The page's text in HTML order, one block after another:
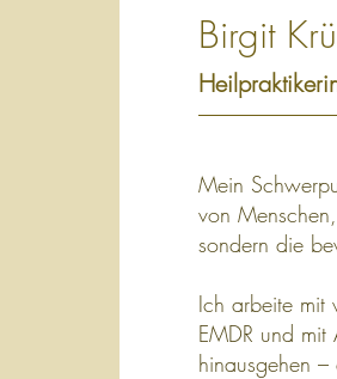
Birgit
Mein
von
sondern die
Ich arbeite mit
EMDR und
hinausgehen